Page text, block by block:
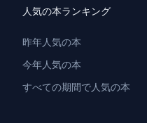
人気の本ランキング
昨年人気の本
今年人気の本
すべての期間で人気の本